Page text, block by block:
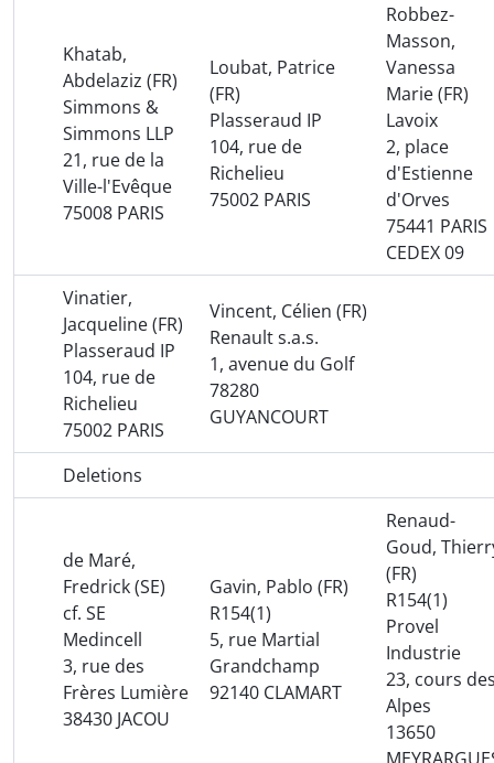
Khatab,
Abdelaziz (FR)
Simmons &
Simmons LLP
21, rue de la
Ville-l'Evêque
75008 PARIS
Loubat, Patrice
(FR)
Plasseraud IP
104, rue de
Richelieu
75002 PARIS
Robbez-
Masson,
Vanessa
Marie (FR)
Lavoix
2, place
d'Estienne
d'Orves
75441 PARIS
CEDEX 09
Vinatier,
Jacqueline (FR)
Plasseraud IP
104, rue de
Richelieu
75002 PARIS
Vincent, Célien (FR)
Renault s.a.s.
1, avenue du Golf
78280
GUYANCOURT
Deletions
de Maré,
Fredrick (SE)
cf. SE
Medincell
3, rue des
Frères Lumière
38430 JACOU
Gavin, Pablo (FR)
R154(1)
5, rue Martial
Grandchamp
92140 CLAMART
Renaud-
Goud,
(FR)
R154(1)
Provel
Industrie
23, cours
Alpes
13650